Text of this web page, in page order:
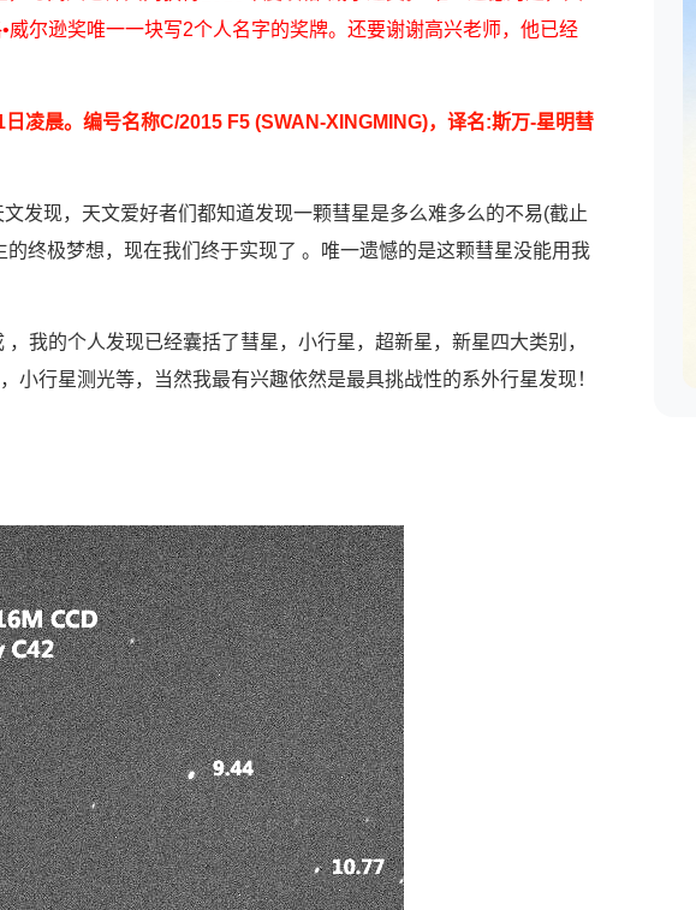
尔逊奖唯一一块写2个人名字的奖牌。还要谢谢高兴老师，他已经
晨。编号名称C/2015 F5 (SWAN-XINGMING)，译名:斯万-星明彗
现，天文爱好者们都知道发现一颗彗星是多么难多么的不易(截止
终极梦想，现在我们终于实现了 。唯一遗憾的是这颗彗星没能用我
的个人发现已经囊括了彗星，小行星，超新星，新星四大类别，
行星测光等，当然我最有兴趣依然是最具挑战性的系外行星发现！